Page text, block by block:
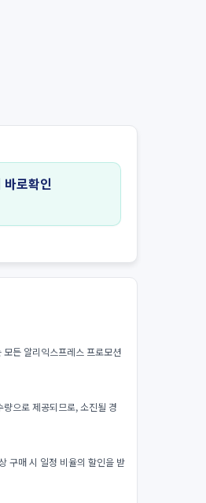
바로확인
든 알리익스프레스 프로모션
으로 제공되므로, 소진될 경
구매 시 일정 비율의 할인을 받